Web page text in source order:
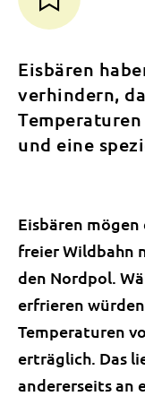
Eisbären
verhindern,
und eine
Eisbären mögen
freier Wildbahn
den Nordpol.
erfrieren
Temperaturen
erträglich. Das
andererseits an